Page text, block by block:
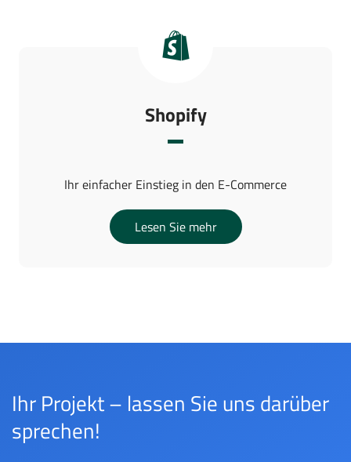
Shopify
Ihr einfacher Einstieg in den E-Commerce
Lesen Sie mehr
Ihr Projekt – lassen Sie uns darüber
sprechen!